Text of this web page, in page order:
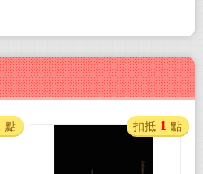
點 扣抵 1 點